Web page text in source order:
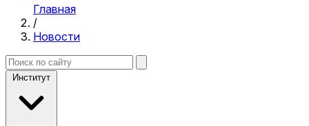
Главная
/
Новости
Институт